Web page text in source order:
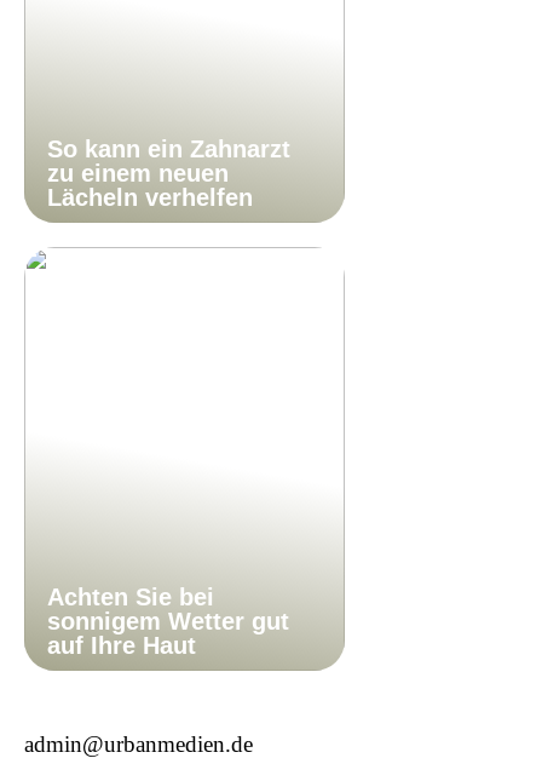
So kann ein Zahnarzt
zu einem neuen
Lächeln verhelfen
Achten Sie bei
sonnigem Wetter gut
auf Ihre Haut
admin@urbanmedien.de